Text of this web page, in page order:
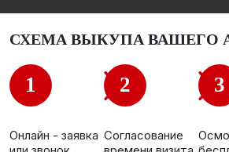
СХЕМА ВЫКУПА ВАШЕГО
1
Онлайн - заявка
2
Согласование
3